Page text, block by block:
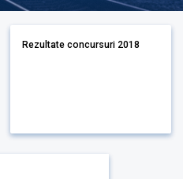
Rezultate concursuri 2018